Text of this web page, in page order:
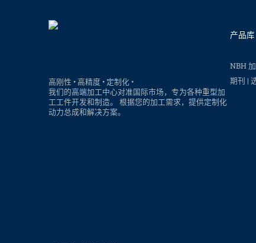
高刚性 • 高精度 • 定制化 •
我们的高端加工中心对准国际市场，专为各种重型加
工工件开发和制造。 根据您的加工需求，提供定制化
动力总成和解决方案。
产品库
NBH
期刊 |